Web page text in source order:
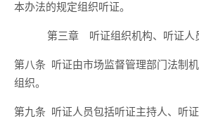
本办法的规定组织听证。
第三章 听证组织机构、听证人
第八条 听证由市场监督管理部门法制
组织。
第九条 听证人员包括听证主持人、听证